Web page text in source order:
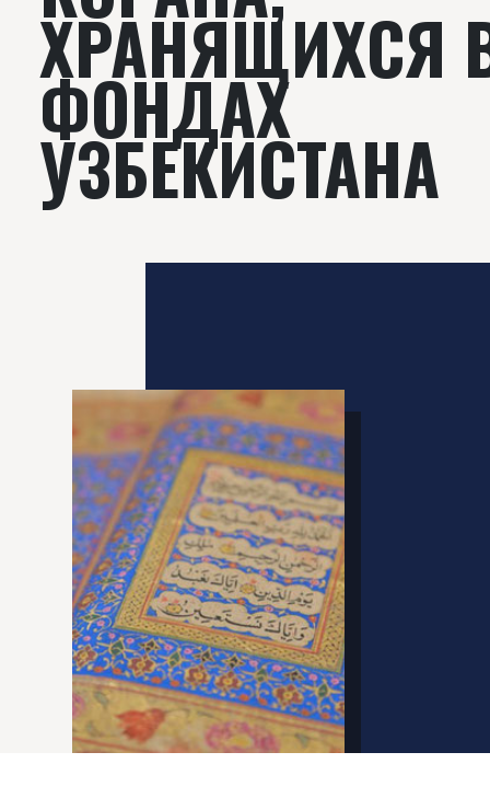
ХРАНЯЩИХСЯ
ФОНДАХ
УЗБЕКИСТАНА